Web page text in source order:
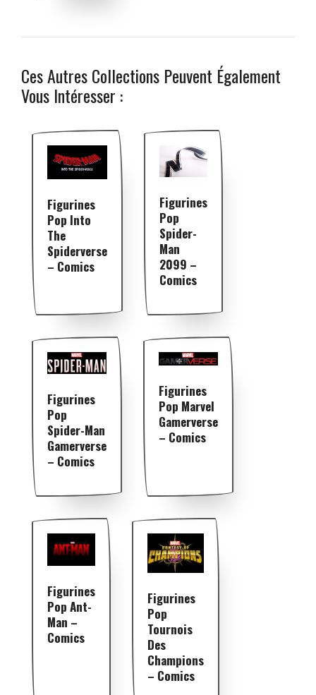
Ces Autres Collections Peuvent Également
Vous Intéresser :
Figurines
Pop Into
The
Spiderverse
– Comics
Figurines
Pop
Spider-
Man
2099 –
Comics
Figurines
Pop
Spider-Man
Gamerverse
– Comics
Figurines
Pop Marvel
Gamerverse
– Comics
Figurines
Pop Ant-
Man –
Comics
Figurines
Pop
Tournois
Des
Champions
– Comics